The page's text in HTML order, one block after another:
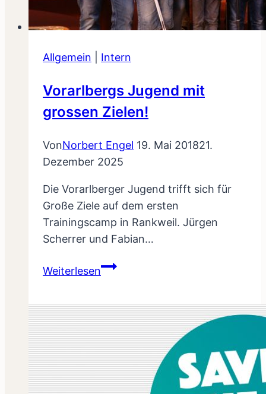
Allgemein Intern
Vorarlbergs Jugend mit
grossen Zielen!
VonNorbert Engel 19. Mai 201821.
Dezember 2025
Die Vorarlberger Jugend trifft sich für
Große Ziele auf dem ersten
Trainingscamp in Rankweil. Jürgen
Scherrer und Fabian…
WeiterlesenVorarlbergs
grossen
Zielen!